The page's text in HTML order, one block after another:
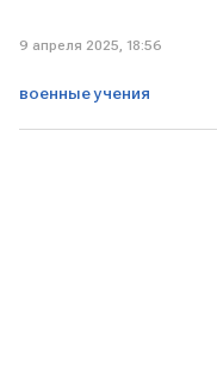
9 апреля 2025, 18:56
военные учения